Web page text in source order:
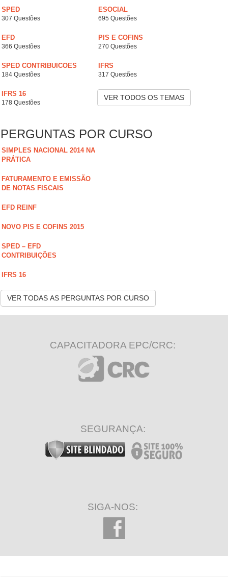
SPED
307 Questões
ESOCIAL
695 Questões
EFD
366 Questões
PIS E COFINS
270 Questões
SPED CONTRIBUICOES
184 Questões
IFRS
317 Questões
IFRS 16
178 Questões
VER TODOS OS TEMAS
PERGUNTAS POR CURSO
SIMPLES NACIONAL 2014 NA
PRÁTICA
FATURAMENTO E EMISSÃO
DE NOTAS FISCAIS
EFD REINF
NOVO PIS E COFINS 2015
SPED – EFD
CONTRIBUIÇÕES
IFRS 16
VER TODAS AS PERGUNTAS POR CURSO
CAPACITADORA EPC/CRC:
SEGURANÇA:
SIGA-NOS: